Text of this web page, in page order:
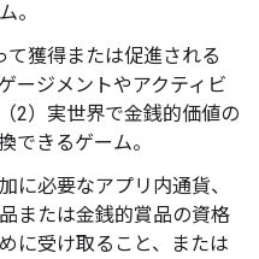
。
て獲得または促進される
ージメントやアクティビ
2）実世界で金銭的価値の
できるゲーム。
に必要なアプリ内通貨、
または金銭的賞品の資格
に受け取ること、または